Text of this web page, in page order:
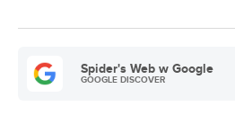
Spider's Web w Google
GOOGLE DISCOVER